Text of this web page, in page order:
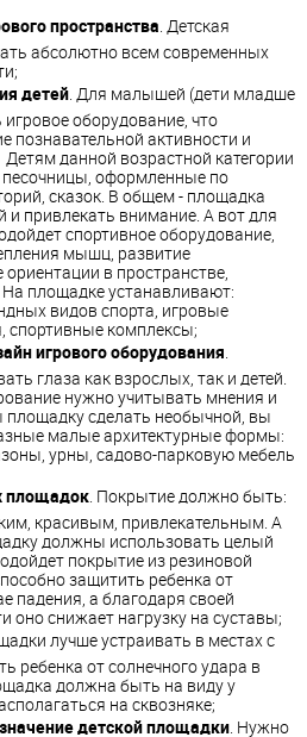
пространства. Детская
абсолютно всем современных
детей. Для малышей (дети младше
оборудование, что
познавательной активности и
данной возрастной категории
песочницы, оформленные по
сказок. В общем - площадка
привлекать внимание. А вот для
спортивное оборудование,
мышц, развитие
в пространстве,
площадке устанавливают:
видов спорта, игровые
спортивные комплексы;
игрового оборудования.
глаза как взрослых, так и детей.
нужно учитывать мнения и
площадку сделать необычной, вы
малые архитектурные формы:
урны, садово-парковую мебель
площадок. Покрытие должно быть:
красивым, привлекательным. А
должны использовать целый
покрытие из резиновой
защитить ребенка от
падения, а благодаря своей
оно снижает нагрузку на суставы;
лучше устраивать в местах с
ребенка от солнечного удара в
должна быть на виду у
на сквозняке;
детской площадки. Нужно